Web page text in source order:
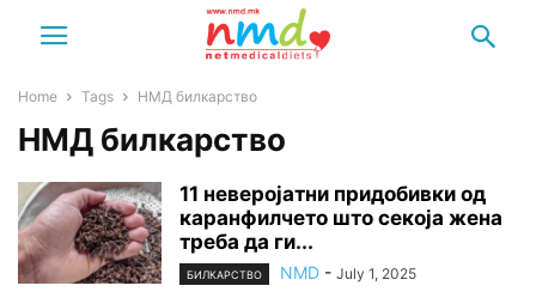
Home Tags НМД билкарство
НМД билкарство
11 неверојатни придобивки од
каранфилчето што секоја жена
треба да ги...
БИЛКАРСТВО NMD - July 1, 2025